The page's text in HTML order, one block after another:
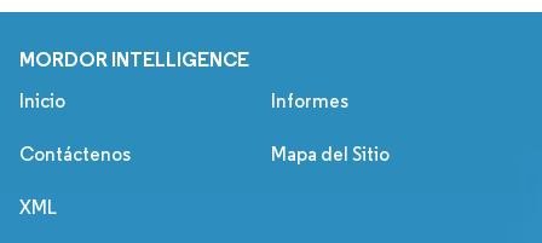
MORDOR INTELLIGENCE
Inicio Informes
Contáctenos Mapa del Sitio
XML